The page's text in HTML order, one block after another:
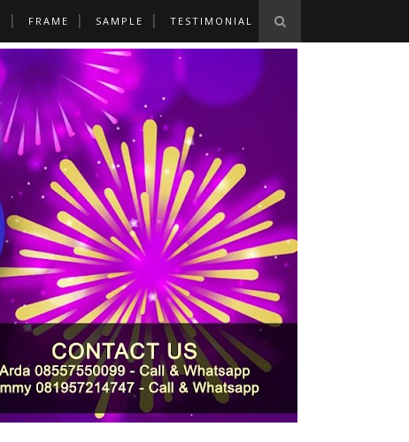
FRAME SAMPLE TESTIMONIAL